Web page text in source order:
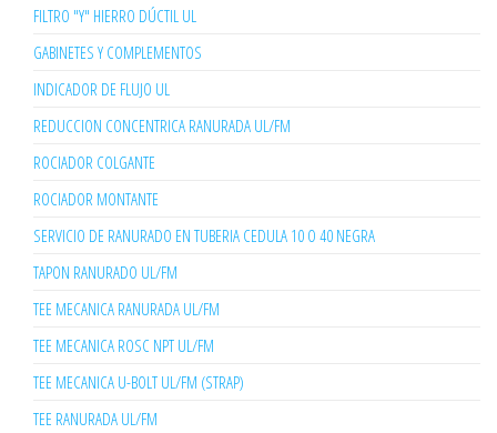
FILTRO "Y" HIERRO DÚCTIL UL
GABINETES Y COMPLEMENTOS
INDICADOR DE FLUJO UL
REDUCCION CONCENTRICA RANURADA UL/FM
ROCIADOR COLGANTE
ROCIADOR MONTANTE
SERVICIO DE RANURADO EN TUBERIA CEDULA 10 O 40 NEGRA
TAPON RANURADO UL/FM
TEE MECANICA RANURADA UL/FM
TEE MECANICA ROSC NPT UL/FM
TEE MECANICA U-BOLT UL/FM (STRAP)
TEE RANURADA UL/FM